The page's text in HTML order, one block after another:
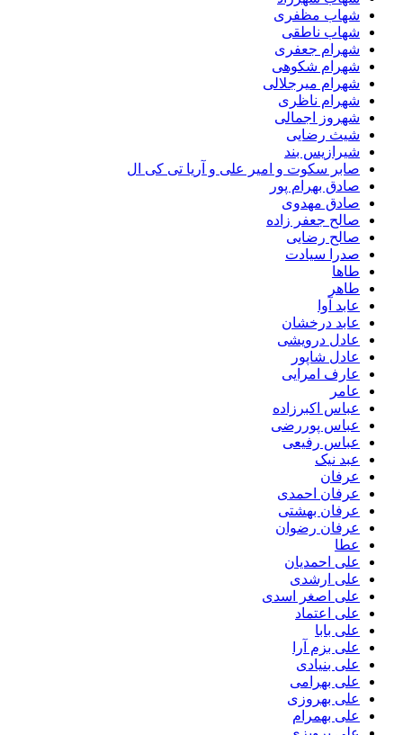
شهاب مظفری
شهاب ناطقی
شهرام جعفری
شهرام شکوهی
شهرام میرجلالی
شهرام ناظری
شهروز اجمالی
شیث رضایی
شیرازیس بند
صابر سکوت و امیر علی و آریا تی کی ال
صادق بهرام پور
صادق مهدوی
صالح جعفر زاده
صالح رضایی
صدرا سیادت
طاها
طاهر
عابد آوا
عابد درخشان
عادل درویشی
عادل شاپور
عارف امرایی
عامر
عباس اکبرزاده
عباس پوررضی
عباس رفیعی
عبد نیک
عرفان
عرفان احمدی
عرفان بهشتی
عرفان رضوان
عطا
علی احمدیان
علی ارشدی
علی اصغر اسدی
علی اعتماد
علی بابا
علی بزم آرا
علی بنیادی
علی بهرامی
علی بهروزی
علی بهمرام